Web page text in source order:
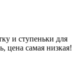
и ступеньки для
цена самая низкая!